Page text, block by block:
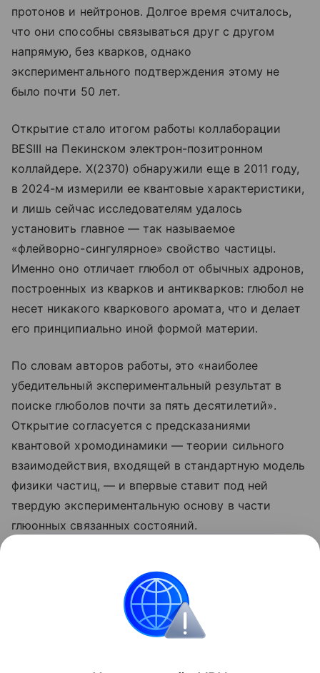
протонов и нейтронов. Долгое время считалось,
что они способны связываться друг с другом
напрямую, без кварков, однако
экспериментального подтверждения этому не
было почти 50 лет.
Открытие стало итогом работы коллаборации
BESIII на Пекинском электрон-позитронном
коллайдере. X(2370) обнаружили еще в 2011 году,
в 2024-м измерили ее квантовые характеристики,
и лишь сейчас исследователям удалось
установить главное — так называемое
«флейворно-сингулярное» свойство частицы.
Именно оно отличает глюбол от обычных адронов,
построенных из кварков и антикварков: глюбол не
несет никакого кварковогo аромата, что и делает
его принципиально иной формой материи.
По словам авторов работы, это «наиболее
убедительный экспериментальный результат в
поиске глюболов почти за пять десятилетий».
Открытие согласуется с предсказаниями
квантовой хромодинамики — теории сильного
взаимодействия, входящей в стандартную модель
физики частиц, — и впервые ставит под ней
твердую экспериментальную основу в части
глюонных связанных состояний.
получить картину поведения
внутри атомных ядер.